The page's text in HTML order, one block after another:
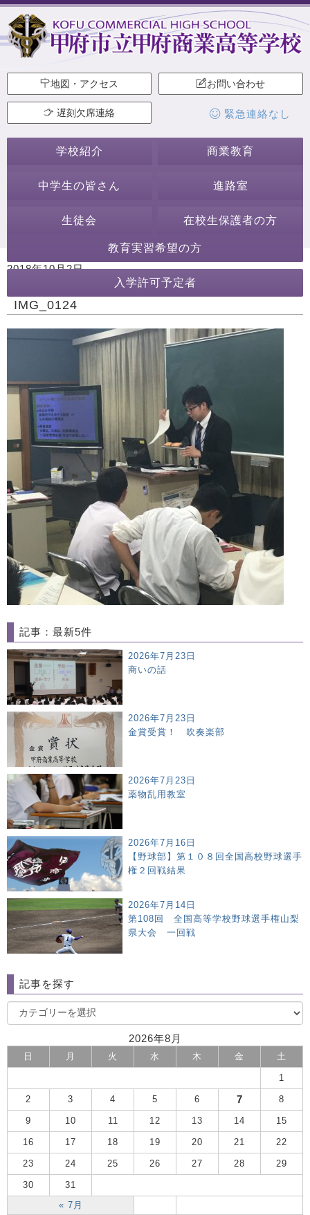
地図・アクセス お問い合わせ
遅刻欠席連絡 緊急連絡なし
学校紹介 商業教育
中学生の皆さん 進路室
生徒会 在校生保護者の方
教育実習希望の方
入学許可予定者
2018年10月2日
IMG_0124
記事：最新5件
2026年7月23日
商いの話
2026年7月23日
金賞受賞！ 吹奏楽部
2026年7月23日
薬物乱用教室
2026年7月16日
【野球部】第１０８回全国高校野球選手
権２回戦結果
2026年7月14日
第108回 全国高等学校野球選手権山梨
県大会 一回戦
記事を探す
2026年8月
日 月 火 水 木 金 土
« 7月
1
2 3 4 5 6 7 8
9 10 11 12 13 14 15
16 17 18 19 20 21 22
23 24 25 26 27 28 29
30 31